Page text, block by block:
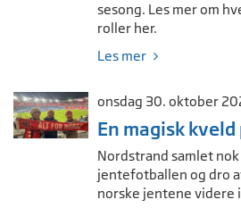
sesong. Les mer om
roller her.
Les mer
onsdag 30. oktober
En magisk
Nordstrand samlet
jentefotballen og dro
norske jentene videre